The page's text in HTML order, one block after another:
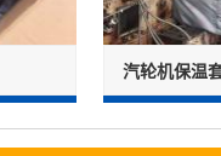
汽轮机保温